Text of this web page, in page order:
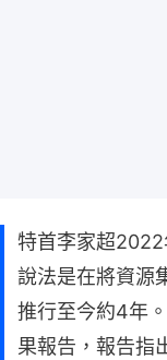
特首李家超2022
說法是在將資源
推行至今約4年
果報告，報告指